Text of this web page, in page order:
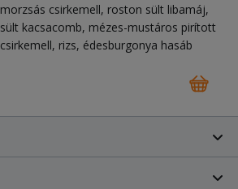
morzsás csirkemell, roston sült libamáj,
sült kacsacomb, mézes-mustáros pirított
csirkemell, rizs, édesburgonya hasáb